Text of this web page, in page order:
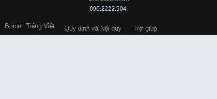
090.2222.504.
Boron Tiếng Việt Quy định và Nội quy Trợ giúp